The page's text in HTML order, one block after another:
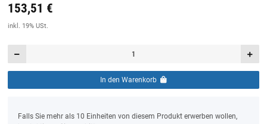
Preis: 19,44 €inkl. 19% USt.
153,51 €
inkl. 19% USt.
In den Warenkorb
Falls Sie mehr als 10 Einheiten von diesem Produkt erwerben wollen,